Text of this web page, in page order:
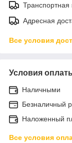
Транспортная
Адресная
Все условия
Условия
Наличными
Безналичный
Наложенный
Все условия